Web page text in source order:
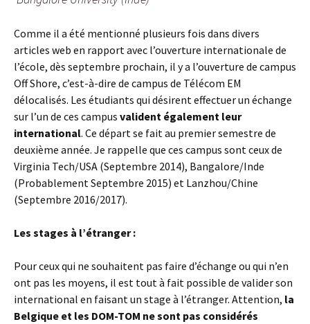
Comme il a été mentionné plusieurs fois dans divers
articles web en rapport avec l’ouverture internationale de
l’école, dès septembre prochain, il y a l’ouverture de campus
Off Shore, c’est-à-dire de campus de Télécom EM
délocalisés. Les étudiants qui désirent effectuer un échange
sur l’un de ces campus valident également leur
international. Ce départ se fait au premier semestre de
deuxième année. Je rappelle que ces campus sont ceux de
Virginia Tech/USA (Septembre 2014), Bangalore/Inde
(Probablement Septembre 2015) et Lanzhou/Chine
(Septembre 2016/2017).
Les stages à l’étranger :
Pour ceux qui ne souhaitent pas faire d’échange ou qui n’en
ont pas les moyens, il est tout à fait possible de valider son
international en faisant un stage à l’étranger. Attention, la
Belgique et les DOM-TOM ne sont pas considérés